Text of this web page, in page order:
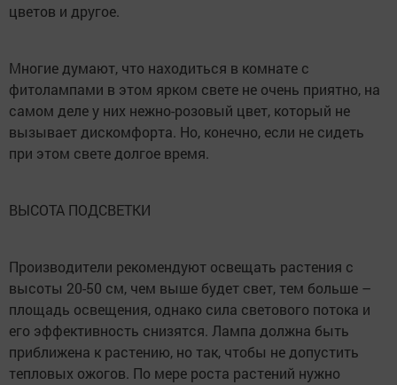
цветов и другое.
Многие думают, что находиться в комнате с
фитолампами в этом ярком свете не очень приятно, на
самом деле у них нежно-розовый цвет, который не
вызывает дискомфорта. Но, конечно, если не сидеть
при этом свете долгое время.
ВЫСОТА ПОДСВЕТКИ
Производители рекомендуют освещать растения с
высоты 20-50 см, чем выше будет свет, тем больше –
площадь освещения, однако сила светового потока и
его эффективность снизятся. Лампа должна быть
приближена к растению, но так, чтобы не допустить
тепловых ожогов. По мере роста растений нужно